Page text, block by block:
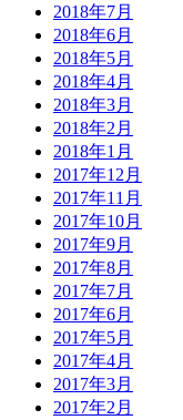
2018年7月
2018年6月
2018年5月
2018年4月
2018年3月
2018年2月
2018年1月
2017年12月
2017年11月
2017年10月
2017年9月
2017年8月
2017年7月
2017年6月
2017年5月
2017年4月
2017年3月
2017年2月